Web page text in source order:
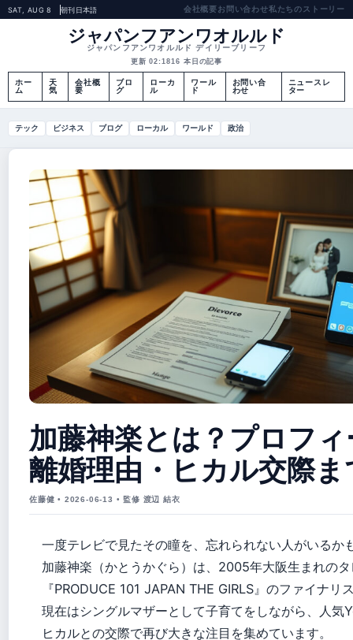
SAT, AUG 8 朝刊日本語 会社概要お問い合わせ私たちのストーリー
ジャパンフアンワオルルド
ジャパンフアンワオルルド デイリーブリーフ
更新 02:1816 本日の記事
ホー
ム
天
気
会社概
要
ブロ
グ
ローカ
ル
ワール
ド
お問い合
わせ
ニュースレ
ター
テック ビジネス ブログ ローカル ワールド 政治
加藤神楽とは？プロフ
離婚理由・ヒカル交際ま
佐藤健 • 2026-06-13 • 監修 渡辺 結衣
一度テレビで見たその瞳を、忘れられない人がいるか
加藤神楽（かとうかぐら）は、2005年大阪生まれの
『PRODUCE 101 JAPAN THE GIRLS』のファイナリ
現在はシングルマザーとして子育てをしながら、人気
ヒカルとの交際で再び大きな注目を集めています。